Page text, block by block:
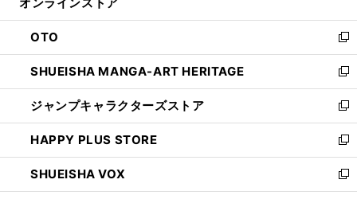
ウ
で
開
く
ン
ド
ウ
で
開
く
OTO
新
し
い
ウ
ィ
ン
ド
ウ
で
開
SHUEISHA MANGA-ART HERITAGE
新
し
い
ウ
ィ
ン
ド
ウ
ジャンプキャラクターズストア
新
し
い
ウ
ィ
ン
HAPPY PLUS STORE
新
し
い
ウ
SHUEISHA VOX
新
し